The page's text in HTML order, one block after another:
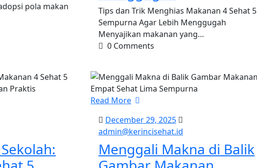
pola makan
Tips dan Trik Menghias Makanan 4 Sehat 5
Sempurna Agar Lebih Menggugah
Menyajikan makanan yang…
0 Comments
Read More
December 29, 2025December
29,
2025
admin@kerincisehat.id
Menggali Makna di Balik